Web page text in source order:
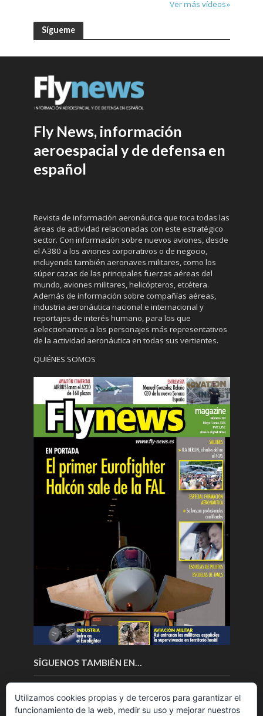
Ver más vídeos»
Sígueme
Fly News, información
aeroespacial y de defensa en
español
Revista de información aeronáutica que toca todas las
áreas de actividad relacionadas con este estratégico
sector. Con información sobre nuevos aviones, desde
el A380 a los aviones corporativos o de negocio,
incluyendo también aeronaves militares, como los
súper cazas de las principales fuerzas aéreas del
mundo, aviones militares, helicópteros, etcétera.
Además de información sobre compañías aéreas,
industria aeronáutica nacional e internacional y
reportajes de interés humano, para los que
seleccionamos a los personajes más representativos
de la actividad aeronáutica en todas sus vertientes.
QUIÉNES SOMOS
SÍGUENOS TAMBIÉN EN…
Utilizamos cookies propias y de terceros para garantizar el
funcionamiento de la web, medir su uso y mejorar nuestros